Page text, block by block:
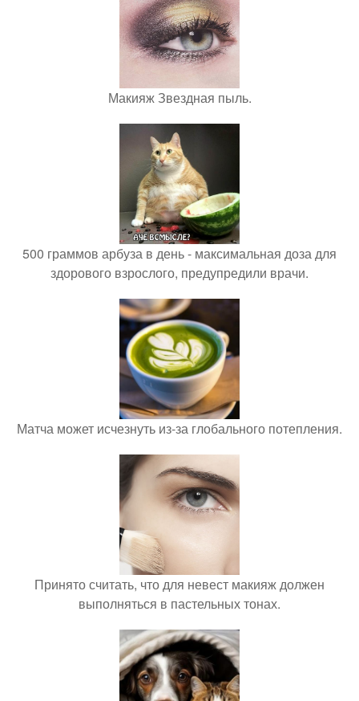
Макияж Звездная пыль.
500 граммов арбуза в день - максимальная доза для
здорового взрослого, предупредили врачи.
Матча может исчезнуть из-за глобального потепления.
Принято считать, что для невест макияж должен
выполняться в пастельных тонах.